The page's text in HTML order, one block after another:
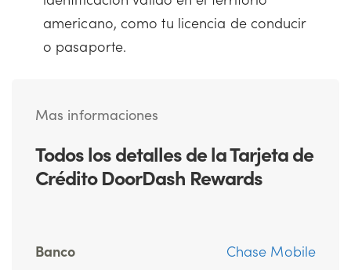
americano, como tu licencia de conducir
o pasaporte.
Mas informaciones
Todos los detalles de la Tarjeta de
Crédito DoorDash Rewards
Banco Chase Mobile